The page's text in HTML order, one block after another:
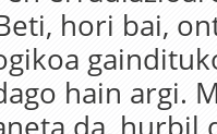
hori bai,
hain argi.